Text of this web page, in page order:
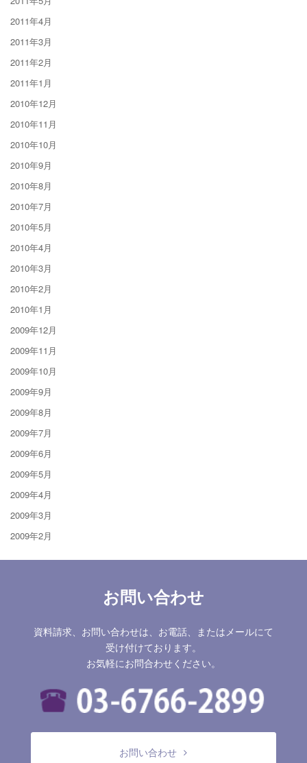
2011年4月
2011年3月
2011年2月
2011年1月
2010年12月
2010年11月
2010年10月
2010年9月
2010年8月
2010年7月
2010年5月
2010年4月
2010年3月
2010年2月
2010年1月
2009年12月
2009年11月
2009年10月
2009年9月
2009年8月
2009年7月
2009年6月
2009年5月
2009年4月
2009年3月
2009年2月
お問い合わせ
資料請求、お問い合わせは、お電話、またはメールにて
受け付けております。
お気軽にお問合わせください。
お問い合わせ